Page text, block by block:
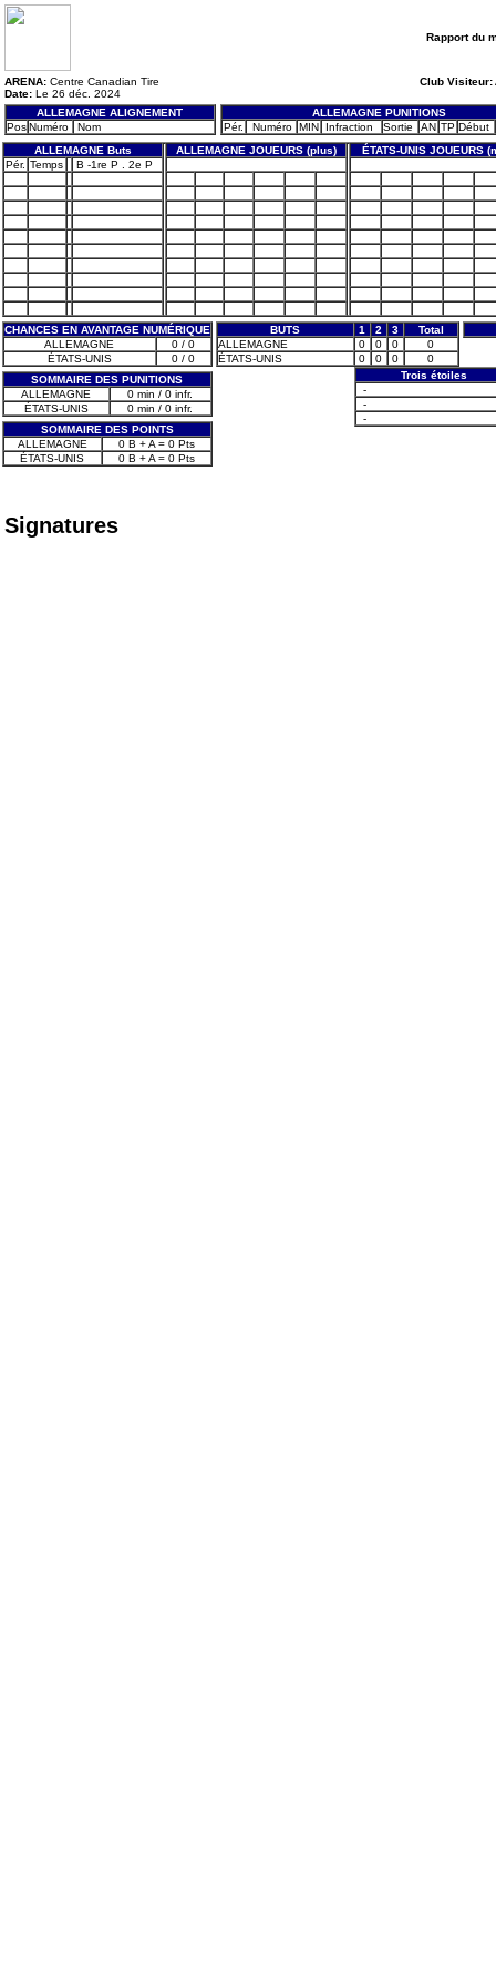
Rapport du
ARENA: Centre Canadian Tire
Date: Le 26 déc. 2024
Club Visiteur:
ALLEMAGNE ALIGNEMENT
PosNuméro Nom
ALLEMAGNE PUNITIONS
Pér.
Numéro MIN Infraction Sortie AN TP Début
ALLEMAGNE Buts
ALLEMAGNE JOUEURS (plus)
ÉTATS-UNIS JOUEURS
Pér. Temps B -1re P . 2e P
CHANCES EN AVANTAGE NUMÉRIQUE
ALLEMAGNE
0 / 0
ÉTATS-UNIS
0 / 0
SOMMAIRE DES PUNITIONS
ALLEMAGNE
0 min / 0 infr.
ÉTATS-UNIS
0 min / 0 infr.
SOMMAIRE DES POINTS
ALLEMAGNE
0 B + A = 0 Pts
ÉTATS-UNIS
0 B + A = 0 Pts
BUTS 1 2 3
Total
ALLEMAGNE
0 0 0
0
ÉTATS-UNIS
0 0 0
0
Trois étoiles
-
-
-
Signatures